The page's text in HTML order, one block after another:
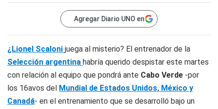
Agregar Diario UNO en
¿Lionel Scaloni juega al misterio? El entrenador de la
Selección argentina habría querido despistar este martes
con relación al equipo que pondrá ante Cabo Verde -por
los 16avos del Mundial de Estados Unidos, México y
Canadá- en el entrenamiento que se desarrolló bajo un